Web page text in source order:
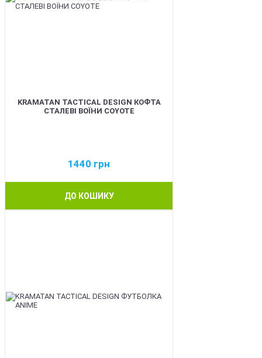
KRAMATAN TACTICAL DESIGN КОФТА
СТАЛЕВІ ВОЇНИ COYOTE
1440 грн
ДО КОШИКУ